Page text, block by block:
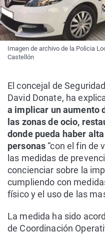
Imagen de archivo de la Policia
Castellón
El concejal de
David Donate, ha
a implicar un aumento
las zonas de ocio,
donde pueda haber
personas “con el fin de
las medidas de
concienciar sobre la
cumpliendo con
físico y el uso de las
La medida ha sido
de Coordinación